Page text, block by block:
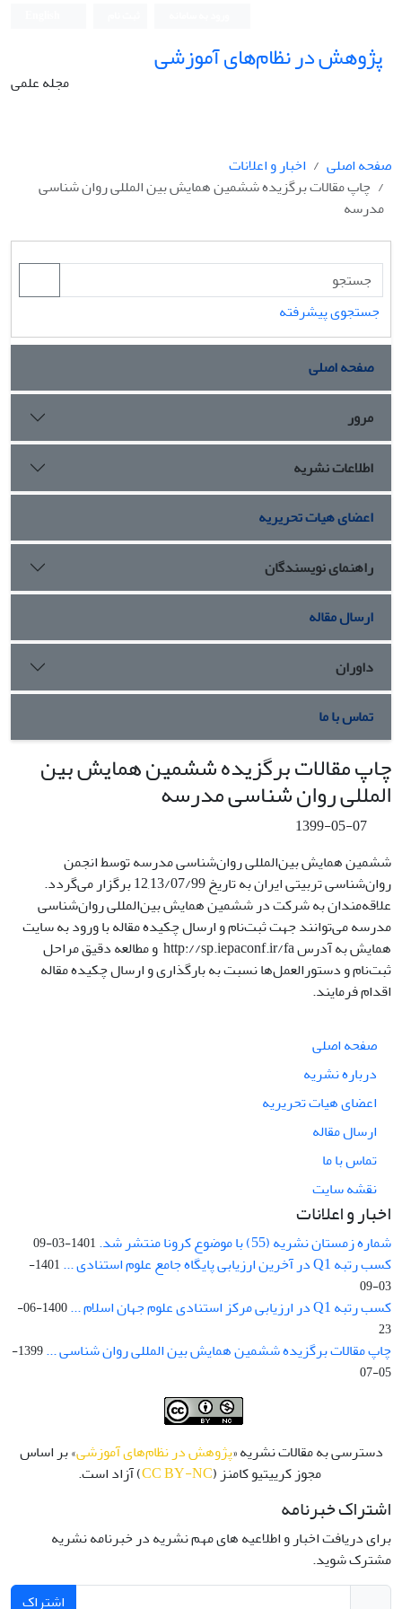
پژوهش در نظام‌های آموزشی
مجله علمی
صفحه اصلی
اخبار و اعلانات
چاپ مقالات برگزیده ششمین همایش بین المللی روان شناسی
مدرسه
جستجوی پیشرفته
صفحه اصلی
مرور
اطلاعات نشریه
اعضای هیات تحریریه
راهنمای نویسندگان
ارسال مقاله
داوران
تماس با ما
چاپ مقالات برگزیده ششمین همایش بین
المللی روان شناسی مدرسه
1399-05-07
ششمین همایش بین‌المللی روان‌شناسی مدرسه توسط انجمن
روان‌شناسی تربیتی ایران به تاریخ 12,13/07/99 برگزار می‌گردد.
علاقه‌مندان به شرکت در ششمین همایش بین‌المللی روان‌شناسی
مدرسه می‌توانند جهت ثبت‌نام و ارسال چکیده مقاله با ورود به سایت
همایش به آدرس http://sp.iepaconf.ir/fa و مطالعه دقیق مراحل
ثبت‌نام و دستورالعمل‌ها نسبت به بارگذاری و ارسال چکیده مقاله
اقدام فرمایند.
صفحه اصلی
درباره نشریه
اعضای هیات تحریریه
ارسال مقاله
تماس با ما
نقشه سایت
اخبار و اعلانات
شماره زمستان نشریه (55) با موضوع کرونا منتشر شد. 1401-03-09
کسب رتبه Q1 در آخرین ارزیابی پایگاه جامع علوم استنادی ...
1401-
03-09
کسب رتبه Q1 در ارزیابی مرکز استنادی علوم جهان اسلام ...
1400-06-
23
چاپ مقالات برگزیده ششمین همایش بین المللی روان شناسی ...
1399-
05-07
دسترسی به مقالات نشریه «پژوهش در نظام‌های آموزشی» بر اساس
مجوز کرییتیو کامنز (CC BY-NC) آزاد است.
اشتراک خبرنامه
برای دریافت اخبار و اطلاعیه های مهم نشریه در خبرنامه نشریه
مشترک شوید.
اشتراک